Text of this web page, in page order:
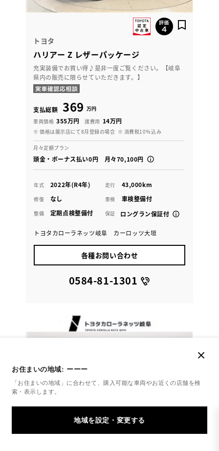
お住まいの地域: ーーー
「お住まいの地域」に合わせて、購入可能な車両やお近くの店舗を検
索・表示します。
トヨタ
ハリアー Z レザーパッケージ
充実装備でお買い得♪是非一度ご覧ください。【岐阜
県内の販売に限らせていただきます。】
支払総額 369 万円
車両価格 355万円 諸費用 14万円
※ 価格は展示店にて8月登録の場合 ※ 消費税10％込み
月々定額プラン
頭金・ボーナス払い0円 月々70,100円
年式 2022年(R4年) 走行 43,000km
修復 なし 車検 車検整備付
整備 定期点検整備付 保証 ロングラン保証付
トヨタカローラネッツ岐阜 カーロッツ大垣
各種お問い合わせ
0584-81-1301